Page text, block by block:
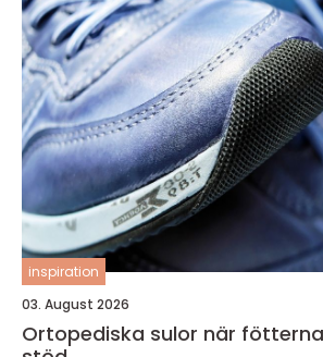
inspiration
03. August 2026
Ortopediska sulor när fötterna behöver mer